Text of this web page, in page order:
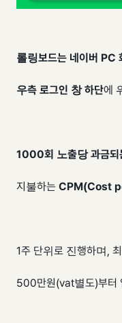
롤링보드는 네이버 PC
우측 로그인 창 하단에
1000회 노출당 과금되
지불하는 CPM(Cost
1주 단위로 진행하며,
500만원(vat별도)부터